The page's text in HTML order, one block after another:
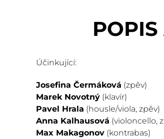
POPIS
Účinkující:
Josefina Čermáková (zpěv)
Marek Novotný (klavír)
Pavel Hrala (housle/viola, zpěv)
Anna Kalhausová (violoncello,
Max Makagonov (kontrabas)